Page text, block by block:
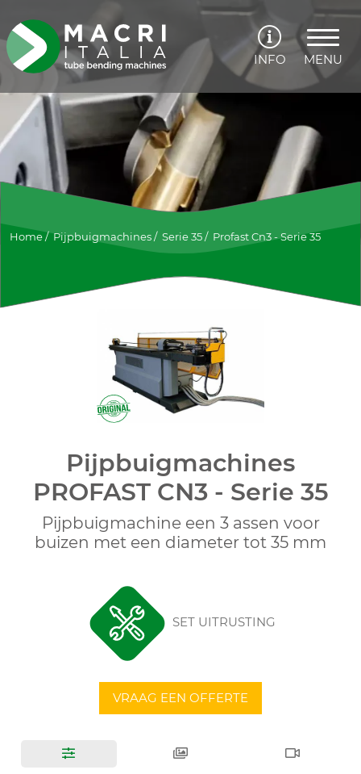
INFO MENU
Home/Pijpbuigmachines/ Serie 35/ Profast Cn3 - Serie 35
Pijpbuigmachines
PROFAST CN3 - Serie 35
Pijpbuigmachine een 3 assen voor
buizen met een diameter tot 35 mm
SET UITRUSTING
VRAAG EEN OFFERTE